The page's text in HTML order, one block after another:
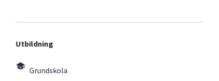
Utbildning
Grundskola